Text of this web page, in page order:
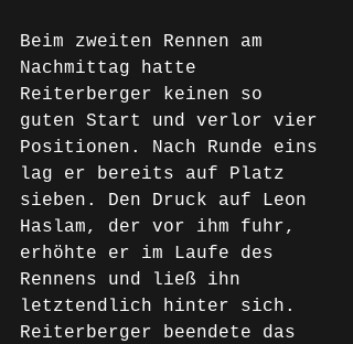
Beim zweiten Rennen am
Nachmittag hatte
Reiterberger keinen so
guten Start und verlor vier
Positionen. Nach Runde eins
lag er bereits auf Platz
sieben. Den Druck auf Leon
Haslam, der vor ihm fuhr,
erhöhte er im Laufe des
Rennens und ließ ihn
letztendlich hinter sich.
Reiterberger beendete das